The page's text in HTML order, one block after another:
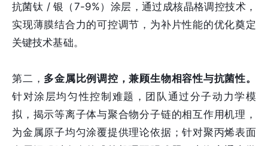
抗菌钛 / 银（7-9%）涂层，通过成核晶格调控技术，
实现薄膜结合力的可控调节，为补片性能的优化奠定
关键技术基础。
第二， 多金属比例调控，兼顾生物相容性与抗菌性。
针对涂层均匀性控制难题，团队通过分子动力学模
拟，揭示等离子体与聚合物分子链的相互作用机理，
为金属原子均匀涂覆提供理论依据；针对聚丙烯表面